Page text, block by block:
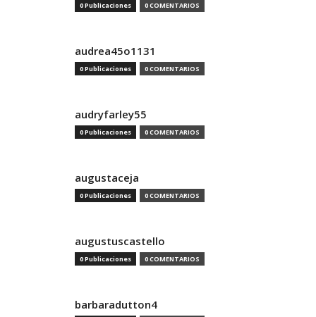
0 Publicaciones 0 COMENTARIOS
audrea45o1131
0 Publicaciones 0 COMENTARIOS
audryfarley55
0 Publicaciones 0 COMENTARIOS
augustaceja
0 Publicaciones 0 COMENTARIOS
augustuscastello
0 Publicaciones 0 COMENTARIOS
barbaradutton4